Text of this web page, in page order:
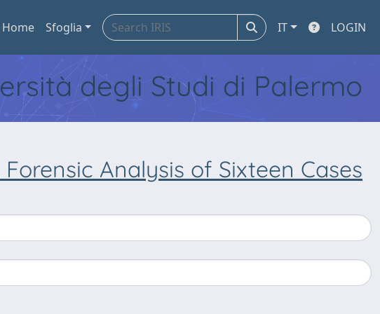
Home Sfoglia IT LOGIN
degli Studi di Palermo
Analysis of Sixteen Cases